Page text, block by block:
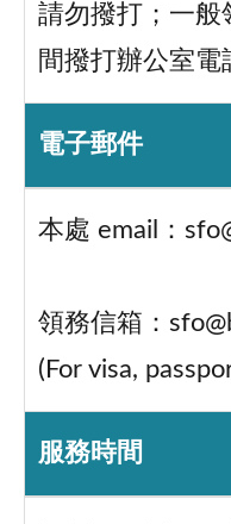
請勿撥打；一般
間撥打辦公室電
電子郵件
本處 email：
領務信箱：
(For visa,
服務時間